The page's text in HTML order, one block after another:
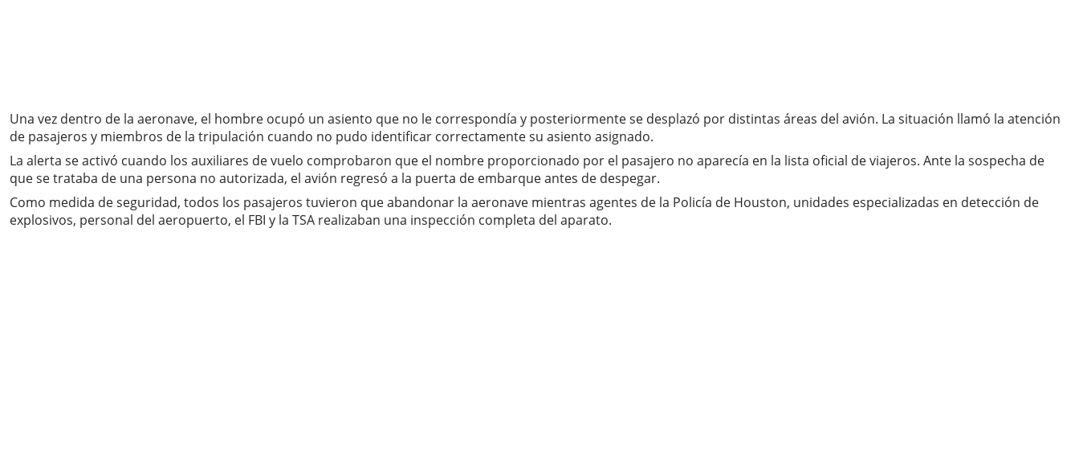
Una vez dentro de la aeronave, el hombre ocupó un asiento que no le correspondía y posteriormente se desplazó por distintas áreas del avión. La situación llamó la atención
de pasajeros y miembros de la tripulación cuando no pudo identificar correctamente su asiento asignado.
La alerta se activó cuando los auxiliares de vuelo comprobaron que el nombre proporcionado por el pasajero no aparecía en la lista oficial de viajeros. Ante la sospecha de
que se trataba de una persona no autorizada, el avión regresó a la puerta de embarque antes de despegar.
Como medida de seguridad, todos los pasajeros tuvieron que abandonar la aeronave mientras agentes de la Policía de Houston, unidades especializadas en detección de
explosivos, personal del aeropuerto, el FBI y la TSA realizaban una inspección completa del aparato.